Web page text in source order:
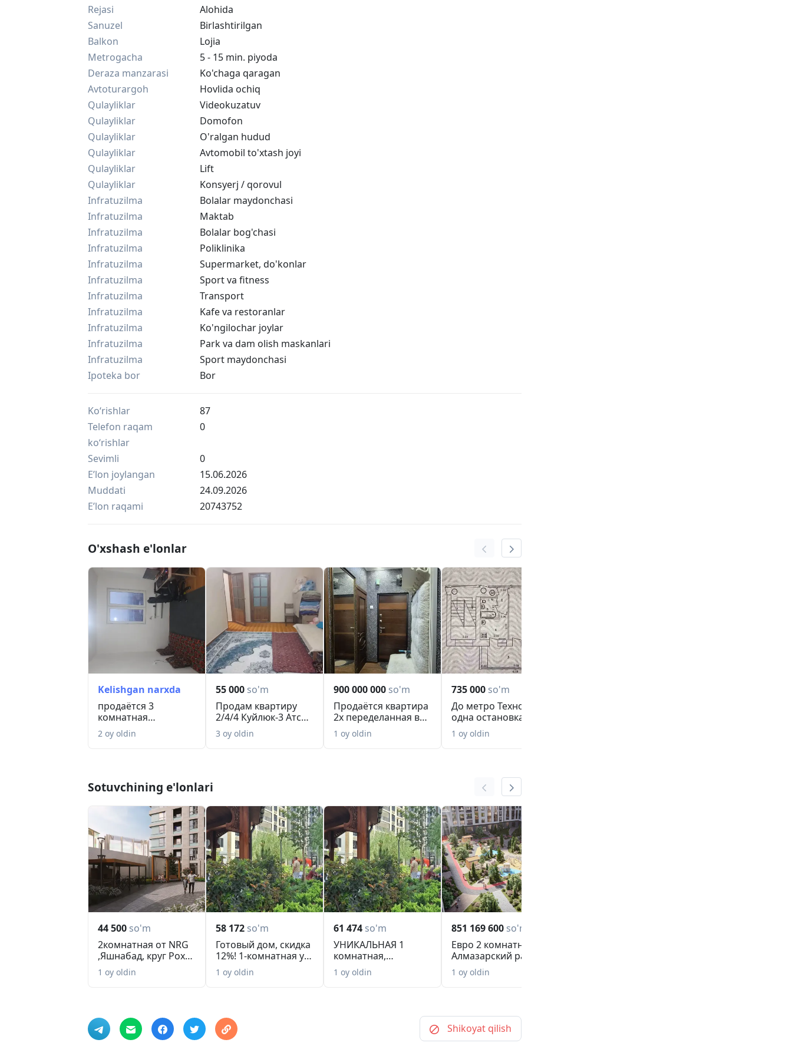
Rejasi
Alohida
Sanuzel
Birlashtirilgan
Balkon
Lojia
Metrogacha
5 - 15 min. piyoda
Deraza manzarasi
Ko'chaga qaragan
Avtoturargoh
Hovlida ochiq
Qulayliklar
Videokuzatuv
Qulayliklar
Domofon
Qulayliklar
O'ralgan hudud
Qulayliklar
Avtomobil to'xtash joyi
Qulayliklar
Lift
Qulayliklar
Konsyerj / qorovul
Infratuzilma
Bolalar maydonchasi
Infratuzilma
Maktab
Infratuzilma
Bolalar bog'chasi
Infratuzilma
Poliklinika
Infratuzilma
Supermarket, do'konlar
Infratuzilma
Sport va fitness
Infratuzilma
Transport
Infratuzilma
Kafe va restoranlar
Infratuzilma
Ko'ngilochar joylar
Infratuzilma
Park va dam olish maskanlari
Infratuzilma
Sport maydonchasi
Ipoteka bor
Bor
Ko‘rishlar
87
Telefon raqam
ko‘rishlar
0
Sevimli
0
Eʼlon joylangan
15.06.2026
Muddati
24.09.2026
Eʼlon raqami
20743752
O'xshash e'lonlar
Kelishgan narxda
продаётся 3
комнатная
квартиира
2 oy oldin
55 000 so'm
Продам квартиру
2/4/4 Куйлюк-3 Атс
Поликлиника#2
3 oy oldin
900 000 000 so'm
Продаётся квартира
2х переделанная в
3х комнатную
1 oy oldin
735 000 so'm
До метро Технопарк
одна остановка.
1в2/2/4
1 oy oldin
Sotuvchining e'lonlari
44 500 so'm
2комнатная от NRG
,Яшнабад, круг Рохат
всего 44 50...
1 oy oldin
58 172 so'm
Готовый дом, скидка
12%! 1-комнатная у
Alfraganus ...
1 oy oldin
61 474 so'm
УНИКАЛЬНАЯ 1
комнатная,
Мирабадский район,
Ключи с...
1 oy oldin
851 169 600 so'm
Евро 2 комнатная,
Алмазарский район,
круг Джоми.
1 oy oldin
Shikoyat qilish